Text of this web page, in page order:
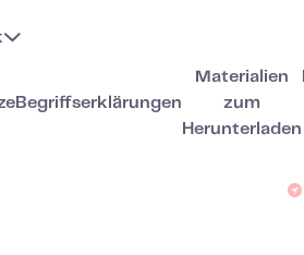
Begriffserklärungen
Materialien
zum
Herunterladen